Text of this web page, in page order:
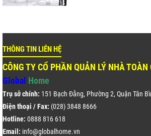
THÔNG TIN LIÊN HỆ
CÔNG TY CỔ PHẦN QUẢN LÝ NHÀ TOÀN
Global Home
Trụ sở chính: 151 Bạch Đằng, Phường 2, Quận Tân
Điện thoại / Fax: (028) 3848 8666
Hotline: 0888 816 618
Email: info@globalhome.vn